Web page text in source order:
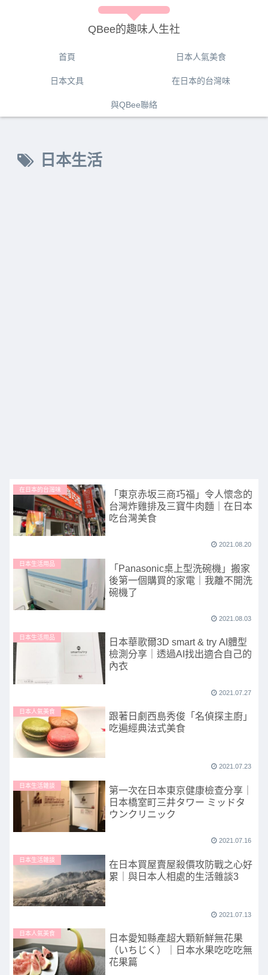
QBee的趣味人生社
首頁 日本人氣美食
日本文具 在日本的台灣味
與QBee聯絡
日本生活
在日本的台灣味
「東京赤坂三商巧福」令人懷念的
台灣炸雞排及三寶牛肉麵｜在日本
吃台灣美食
2021.08.20
日本生活用品
「Panasonic桌上型洗碗機」搬家
後第一個購買的家電｜我離不開洗
碗機了
2021.08.03
日本生活用品
日本華歌爾3D smart & try AI體型
檢測分享｜透過AI找出適合自己的
內衣
2021.07.27
日本人氣美食
跟著日劇西島秀俊「名偵探主廚」
吃遍經典法式美食
2021.07.23
日本生活雜談
第一次在日本東京健康檢查分享｜
日本橋室町三井タワー ミッドタ
ウンクリニック
2021.07.16
日本生活雜談
在日本買屋賣屋殺價攻防戰之心好
累｜與日本人相處的生活雜談3
2021.07.13
日本人氣美食
日本愛知縣產超大顆新鮮無花果
（いちじく）｜日本水果吃吃吃無
花果篇